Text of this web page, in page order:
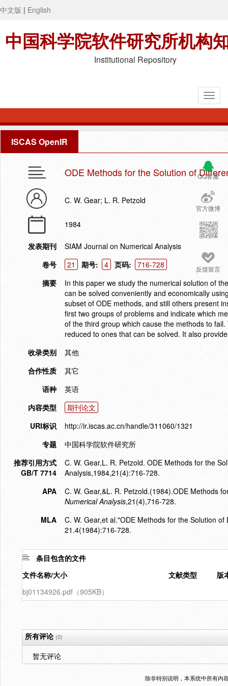
中文版 | English
中国科学院软件研究所机构
Institutional Repository
ISCAS OpenIR
QQ客服
官方微博
反馈留言
ODE Methods for the Solution of
C. W. Gear; L. R. Petzold
1984
发表期刊
SIAM Journal on Numerical Analysis
卷号
21 期号: 4 页码:
716-728
摘要
In this paper we study the numerical solution of
can be solved conveniently and economically
subset of ODE methods, and still others present
first two groups of problems and indicate which
of the third group which cause the methods to
reduced to ones that can be solved. It also
收录类别
其他
合作性质
其它
语种
英语
内容类型
期刊论文
URI标识
http://ir.iscas.ac.cn/handle/311060/1321
专题
中国科学院软件研究所
推荐引用方式
GB/T 7714
C. W. Gear,L. R. Petzold. ODE Methods for the
Analysis,1984,21(4):716-728.
APA
C. W. Gear,&L. R. Petzold.(1984).ODE Methods
Numerical Analysis,21(4),716-728.
MLA
C. W. Gear,et al."ODE Methods for the Solution
21.4(1984):716-728.
条目包含的文件
文件名称/大小
文献类型
版
bj01134926.pdf（905KB）
所有评论(0)
暂无评论
除非特别说明，本系统中所有内